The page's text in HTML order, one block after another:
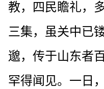
教，四民瞻礼，
三集，虽关中已
邈，传于山东者
罕得闻见。一日